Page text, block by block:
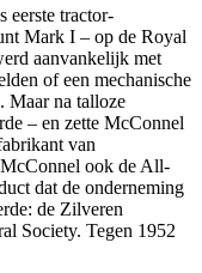
eerste tractor-
Mark I – op de Royal
aanvankelijk met
of een mechanische
Maar na talloze
– en zette McConnel
van
ook de All-
dat de onderneming
de Zilveren
Society. Tegen 1952